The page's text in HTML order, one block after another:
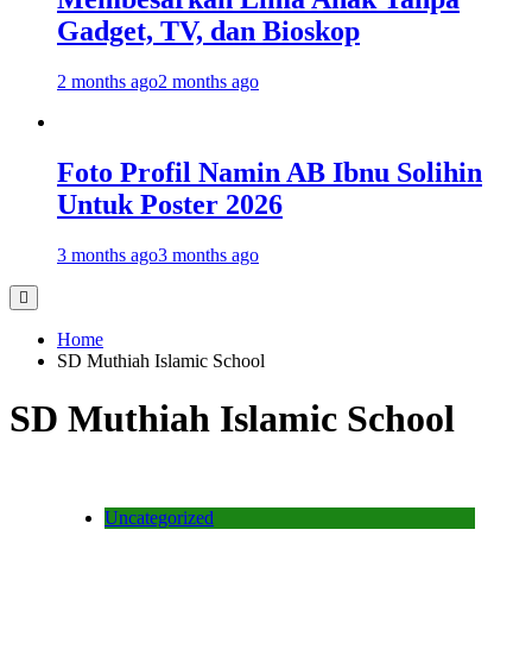
Gadget, TV, dan Bioskop
2 months ago2 months ago
Foto Profil Namin AB Ibnu Solihin
Untuk Poster 2026
3 months ago3 months ago
Home
SD Muthiah Islamic School
SD Muthiah Islamic School
Uncategorized